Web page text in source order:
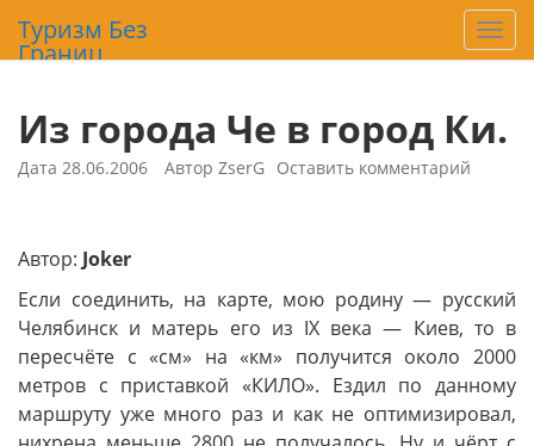
Туризм Без
Границ
Из города Че в город Ки.
Дата 28.06.2006 Автор ZserG Оставить комментарий
Автор: Joker
Если соединить, на карте, мою родину — русский
Челябинск и матерь его из IX века — Киев, то в
пересчёте с «см» на «км» получится около 2000
метров с приставкой «КИЛО». Ездил по данному
маршруту уже много раз и как не оптимизировал,